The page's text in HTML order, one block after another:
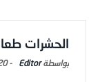
الحشرات
Editor
-
20